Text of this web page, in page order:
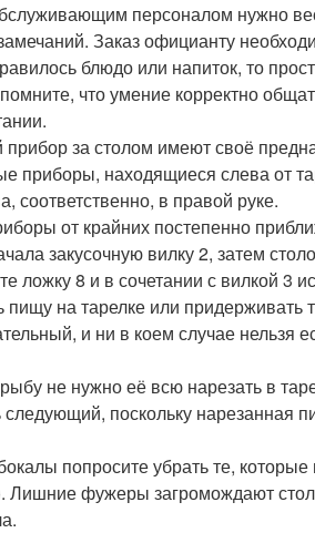
персоналом нужно
Заказ официанту
блюдо или напиток, то
что умение корректно
за столом имеют своё
приборы, находящиеся слева от
соответственно, в правой руке.
от крайних постепенно
закусочную вилку 2, затем
ложку 8 и в сочетании с вилкой 3
на тарелке или придерживать
и ни в коем случае нельзя
не нужно её всю нарезать в
поскольку нарезанная
попросите убрать те,
Лишние фужеры загромождают